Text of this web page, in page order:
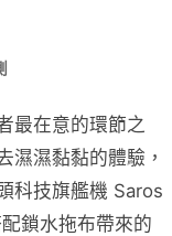
最在意的環節之
濕濕黏黏的體驗，
科技旗艦機 Saros
鎖水拖布帶來的